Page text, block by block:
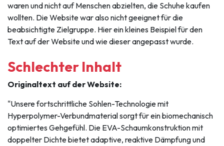
waren und nicht auf Menschen abzielten, die Schuhe kaufen
wollten. Die Website war also nicht geeignet für die
beabsichtigte Zielgruppe. Hier ein kleines Beispiel für den
Text auf der Website und wie dieser angepasst wurde.
Schlechter Inhalt
Originaltext auf der Website:
"Unsere fortschrittliche Sohlen-Technologie mit
Hyperpolymer-Verbundmaterial sorgt für ein biomechanisch
optimiertes Gehgefühl. Die EVA-Schaumkonstruktion mit
doppelter Dichte bietet adaptive, reaktive Dämpfung und